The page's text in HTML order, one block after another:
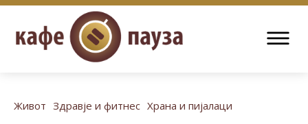
Живот Здравје и фитнес Храна и пијалаци